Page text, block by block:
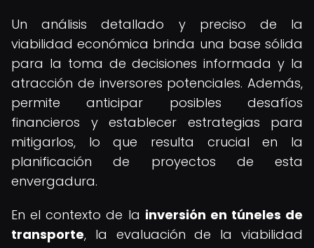
Un análisis detallado y preciso de la
viabilidad económica brinda una base sólida
para la toma de decisiones informada y la
atracción de inversores potenciales. Además,
permite anticipar posibles desafíos
financieros y establecer estrategias para
mitigarlos, lo que resulta crucial en la
planificación de proyectos de esta
envergadura.
En el contexto de la inversión en túneles de
transporte, la evaluación de la viabilidad